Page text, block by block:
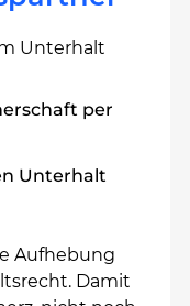
Unterhalt
per
Unterhalt
Aufhebung
Damit